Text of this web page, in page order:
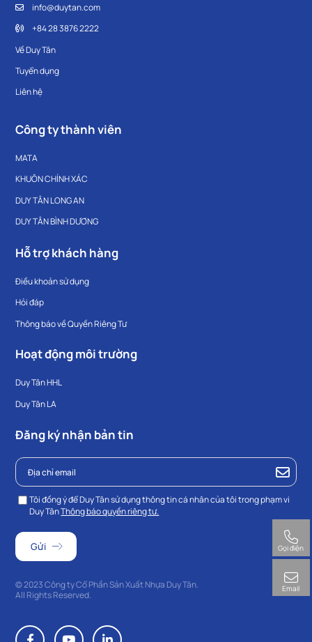
info@duytan.com
+84 28 3876 2222
Về Duy Tân
Tuyển dụng
Liên hệ
Công ty thành viên
MATA
KHUÔN CHÍNH XÁC
DUY TÂN LONG AN
DUY TÂN BÌNH DƯƠNG
Hỗ trợ khách hàng
Điều khoản sử dụng
Hỏi đáp
Thông báo về Quyền Riêng Tư
Hoạt động môi trường
Duy Tân HHL
Duy Tân LA
Đăng ký nhận bản tin
Tôi đồng ý để Duy Tân sử dụng thông tin cá nhân của tôi trong phạm vi
Duy TânThông báo quyền riêng tư.
© 2023 Công ty Cổ Phần Sản Xuất Nhựa Duy Tân.
All Rights Reserved.
Gọi điện
Email